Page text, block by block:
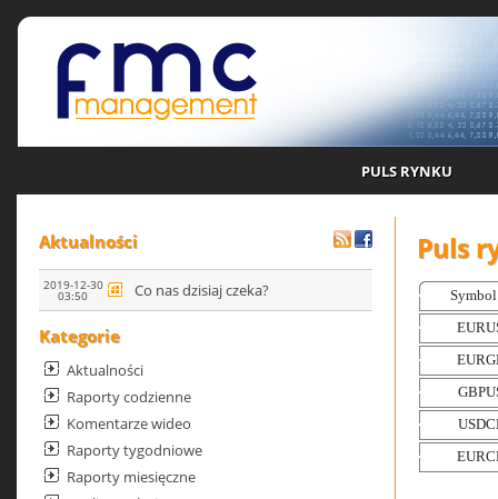
PULS RYNKU
Aktualności
2019-12-30
03:50 Co nas dzisiaj czeka?
Kategorie
Aktualności
Raporty codzienne
Komentarze wideo
Raporty tygodniowe
Raporty miesięczne
Puls